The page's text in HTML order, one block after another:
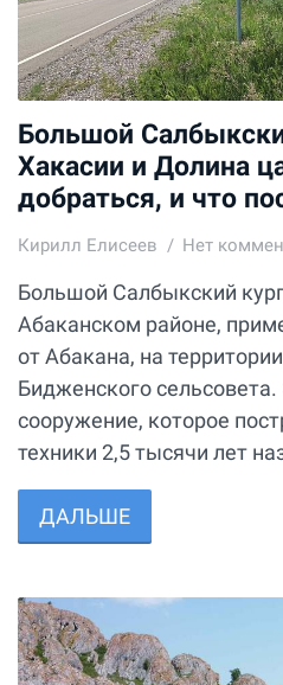
Большой
Хакасии и Долина
добраться, и что
Кирилл Елисеев Нет
Большой Салбыкский
Абаканском районе,
от Абакана, на
Бидженского
сооружение, которое
техники 2,5 тысячи лет
ДАЛЬШЕ